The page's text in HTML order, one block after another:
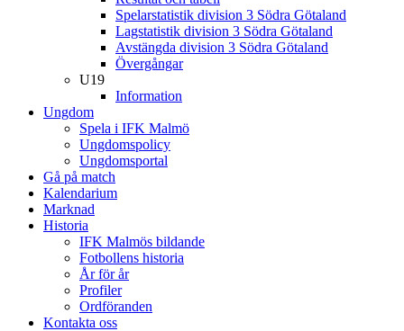
Spelarstatistik division 3 Södra Götaland
Lagstatistik division 3 Södra Götaland
Avstängda division 3 Södra Götaland
Övergångar
U19
Information
Ungdom
Spela i IFK Malmö
Ungdomspolicy
Ungdomsportal
Gå på match
Kalendarium
Marknad
Historia
IFK Malmös bildande
Fotbollens historia
År för år
Profiler
Ordföranden
Kontakta oss